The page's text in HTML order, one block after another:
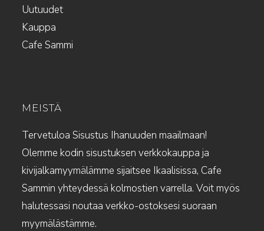
Uutuudet
Kauppa
Cafe Sammi
MEISTÄ
Tervetuloa Sisustus Ihanuuden maailmaan!
Olemme kodin sisustuksen verkkokauppa ja
kivijalkamyymälämme sijaitsee Ikaalisissa, Cafe
Sammin yhteydessä kolmostien varrella. Voit myös
halutessasi noutaa verkko-ostoksesi suoraan
myymälästämme.